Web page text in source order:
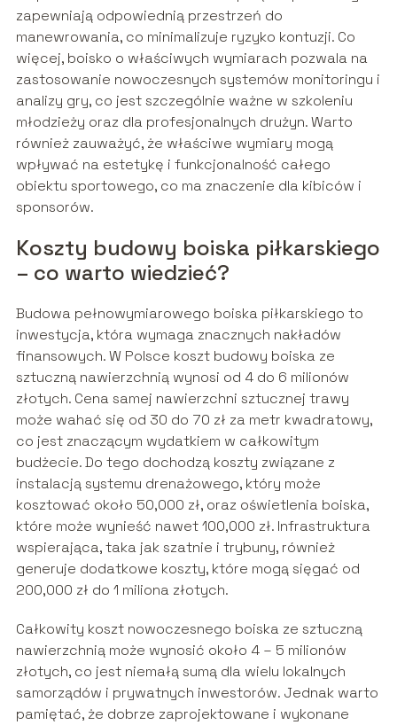
zapewniają odpowiednią przestrzeń do
manewrowania, co minimalizuje ryzyko kontuzji. Co
więcej, boisko o właściwych wymiarach pozwala na
zastosowanie nowoczesnych systemów monitoringu i
analizy gry, co jest szczególnie ważne w szkoleniu
młodzieży oraz dla profesjonalnych drużyn. Warto
również zauważyć, że właściwe wymiary mogą
wpływać na estetykę i funkcjonalność całego
obiektu sportowego, co ma znaczenie dla kibiców i
sponsorów.
Koszty budowy boiska piłkarskiego
– co warto wiedzieć?
Budowa pełnowymiarowego boiska piłkarskiego to
inwestycja, która wymaga znacznych nakładów
finansowych. W Polsce koszt budowy boiska ze
sztuczną nawierzchnią wynosi od 4 do 6 milionów
złotych. Cena samej nawierzchni sztucznej trawy
może wahać się od 30 do 70 zł za metr kwadratowy,
co jest znaczącym wydatkiem w całkowitym
budżecie. Do tego dochodzą koszty związane z
instalacją systemu drenażowego, który może
kosztować około 50,000 zł, oraz oświetlenia boiska,
które może wynieść nawet 100,000 zł. Infrastruktura
wspierająca, taka jak szatnie i trybuny, również
generuje dodatkowe koszty, które mogą sięgać od
200,000 zł do 1 miliona złotych.
Całkowity koszt nowoczesnego boiska ze sztuczną
nawierzchnią może wynosić około 4 – 5 milionów
złotych, co jest niemałą sumą dla wielu lokalnych
samorządów i prywatnych inwestorów. Jednak warto
pamiętać, że dobrze zaprojektowane i wykonane